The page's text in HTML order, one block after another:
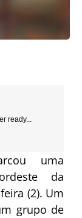
ready...
uma
da
(2). Um
grupo de